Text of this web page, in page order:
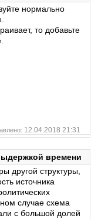
нормально
то добавьте
12.04.2018 21:31
времени
другой структуры,
источника
случае схема
с большой долей